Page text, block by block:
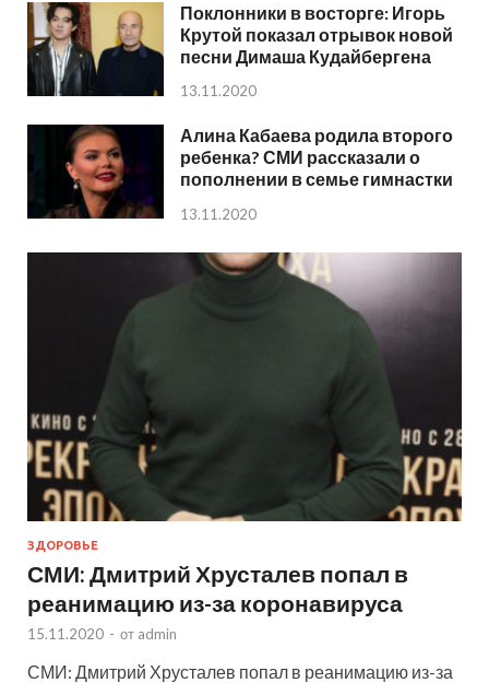
Поклонники в восторге: Игорь
Крутой показал отрывок новой
песни Димаша Кудайбергена
13.11.2020
Алина Кабаева родила второго
ребенка? СМИ рассказали о
пополнении в семье гимнастки
13.11.2020
ЗДОРОВЬЕ
СМИ: Дмитрий Хрусталев попал в
реанимацию из-за коронавируса
15.11.2020 - от admin
СМИ: Дмитрий Хрусталев попал в реанимацию из-за